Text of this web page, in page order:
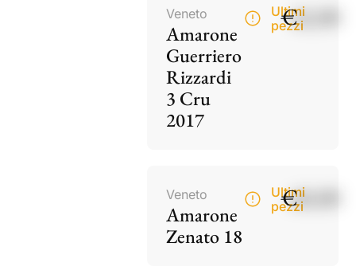
Veneto
Amarone
Guerriero
Rizzardi
3 Cru
2017
Ultimi
pezzi
€42,00
Veneto
Amarone
Zenato 18
Ultimi
pezzi
€60,00